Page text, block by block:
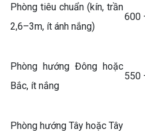
Phòng tiêu chuẩn (kín, trần
2,6–3m, ít ánh nắng)
600
Phòng hướng Đông hoặc
Bắc, ít nắng
550
Phòng hướng Tây hoặc Tây